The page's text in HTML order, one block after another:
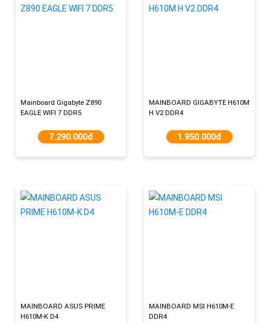
Mainboard Gigabyte Z890
EAGLE WIFI 7 DDR5
7.290.000đ
MAINBOARD GIGABYTE H610M
H V2 DDR4
1.950.000đ
MAINBOARD ASUS PRIME
H610M-K D4
MAINBOARD MSI H610M-E
DDR4